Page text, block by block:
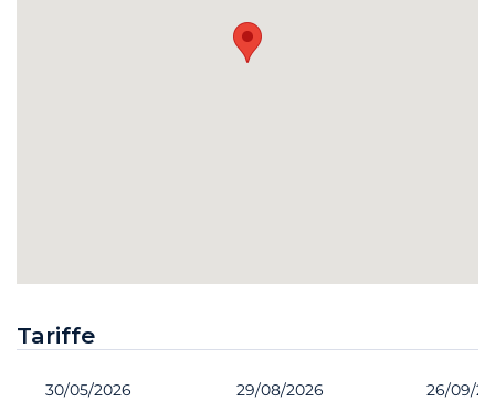
Tariffe
30/05/2026
29/08/2026
26/09/